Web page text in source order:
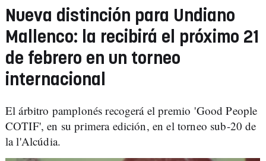
Nueva distinción para Undiano
Mallenco: la recibirá el próximo 21
de febrero en un torneo
internacional
El árbitro pamplonés recogerá el premio 'Good People
COTIF', en su primera edición, en el torneo sub-20 de
la l'Alcúdia.